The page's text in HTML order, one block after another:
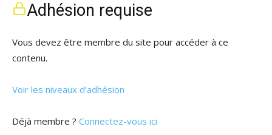
Adhésion requise
Vous devez être membre du site pour accéder à ce
contenu.
Voir les niveaux d’adhésion
Déjà membre ? Connectez-vous ici